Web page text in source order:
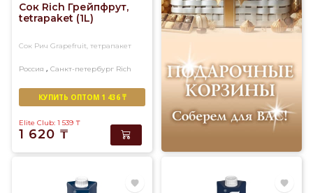
Сок Rich Грейпфрут,
tetrapaket (1L)
Сок Рич Grapefruit, тетрапакет
Россия , Санкт-петербург Rich
КУПИТЬ ОПТОМ 1 436 ₸
Elite Club: 1 539 ₸
1 620 ₸